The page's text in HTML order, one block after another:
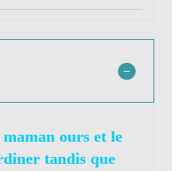
ours et le
tandis que